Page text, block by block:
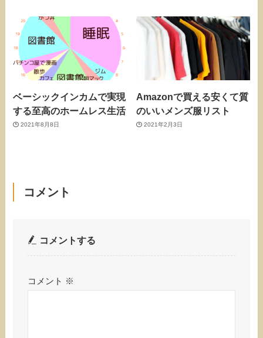
ベーシックインカムで実現
する至高のホームレス生活
2021年8月8日
Amazonで買える安くて質
のいいメンズ服リスト
2021年2月3日
コメント
コメントする
コメント ※